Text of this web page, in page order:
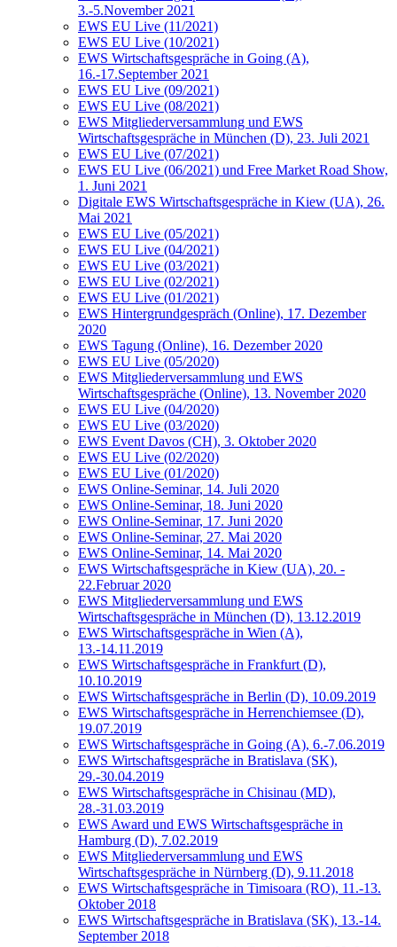
3.-5.November 2021
EWS EU Live (11/2021)
EWS EU Live (10/2021)
EWS Wirtschaftsgespräche in Going (A),
16.-17.September 2021
EWS EU Live (09/2021)
EWS EU Live (08/2021)
EWS Mitgliederversammlung und EWS
Wirtschaftsgespräche in München (D), 23. Juli 2021
EWS EU Live (07/2021)
EWS EU Live (06/2021) und Free Market Road Show,
1. Juni 2021
Digitale EWS Wirtschaftsgespräche in Kiew (UA), 26.
Mai 2021
EWS EU Live (05/2021)
EWS EU Live (04/2021)
EWS EU Live (03/2021)
EWS EU Live (02/2021)
EWS EU Live (01/2021)
EWS Hintergrundgespräch (Online), 17. Dezember
2020
EWS Tagung (Online), 16. Dezember 2020
EWS EU Live (05/2020)
EWS Mitgliederversammlung und EWS
Wirtschaftsgespräche (Online), 13. November 2020
EWS EU Live (04/2020)
EWS EU Live (03/2020)
EWS Event Davos (CH), 3. Oktober 2020
EWS EU Live (02/2020)
EWS EU Live (01/2020)
EWS Online-Seminar, 14. Juli 2020
EWS Online-Seminar, 18. Juni 2020
EWS Online-Seminar, 17. Juni 2020
EWS Online-Seminar, 27. Mai 2020
EWS Online-Seminar, 14. Mai 2020
EWS Wirtschaftsgespräche in Kiew (UA), 20. -
22.Februar 2020
EWS Mitgliederversammlung und EWS
Wirtschaftsgespräche in München (D), 13.12.2019
EWS Wirtschaftsgespräche in Wien (A),
13.-14.11.2019
EWS Wirtschaftsgespräche in Frankfurt (D),
10.10.2019
EWS Wirtschaftsgespräche in Berlin (D), 10.09.2019
EWS Wirtschaftsgespräche in Herrenchiemsee (D),
19.07.2019
EWS Wirtschaftsgespräche in Going (A), 6.-7.06.2019
EWS Wirtschaftsgespräche in Bratislava (SK),
29.-30.04.2019
EWS Wirtschaftsgespräche in Chisinau (MD),
28.-31.03.2019
EWS Award und EWS Wirtschaftsgespräche in
Hamburg (D), 7.02.2019
EWS Mitgliederversammlung und EWS
Wirtschaftsgespräche in Nürnberg (D), 9.11.2018
EWS Wirtschaftsgespräche in Timisoara (RO), 11.-13.
Oktober 2018
EWS Wirtschaftsgespräche in Bratislava (SK), 13.-14.
September 2018